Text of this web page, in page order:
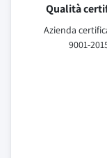
Qualità
Azienda
9001-